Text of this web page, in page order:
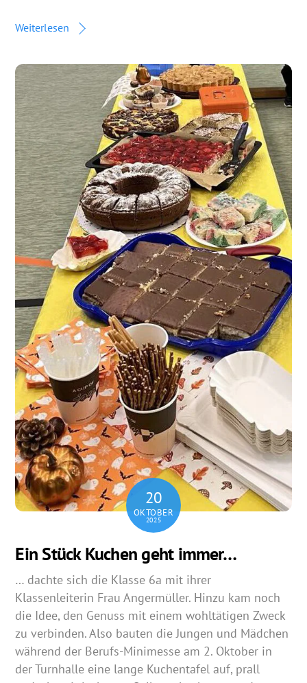
Weiterlesen
20
OKTOBER
2025
Ein Stück Kuchen geht immer…
… dachte sich die Klasse 6a mit ihrer
Klassenleiterin Frau Angermüller. Hinzu kam noch
die Idee, den Genuss mit einem wohltätigen Zweck
zu verbinden. Also bauten die Jungen und Mädchen
während der Berufs-Minimesse am 2. Oktober in
der Turnhalle eine lange Kuchentafel auf, prall